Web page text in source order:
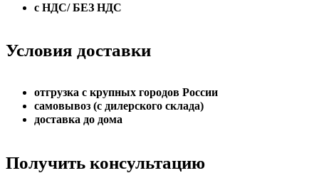
с НДС/ БЕЗ НДС
Условия доставки
отгрузка с крупных городов России
самовывоз (с дилерского склада)
доставка до дома
Получить консультацию